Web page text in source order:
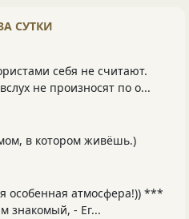
СУТКИ
себя не считают.
не произносят по о...
в котором живёшь.)
особенная атмосфера!)) ***
знакомый, - Ег...